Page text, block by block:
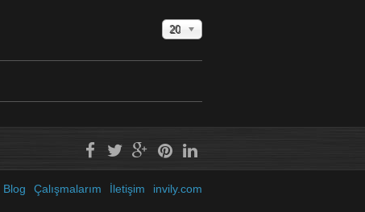
20
Blog Çalışmalarım İletişim invily.com